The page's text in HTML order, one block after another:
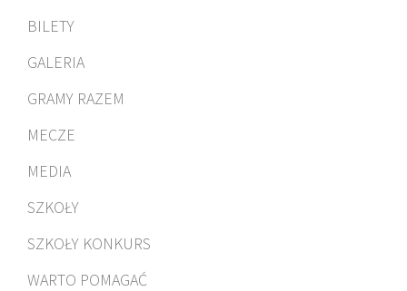
BILETY
GALERIA
GRAMY RAZEM
MECZE
MEDIA
SZKOŁY
SZKOŁY KONKURS
WARTO POMAGAĆ